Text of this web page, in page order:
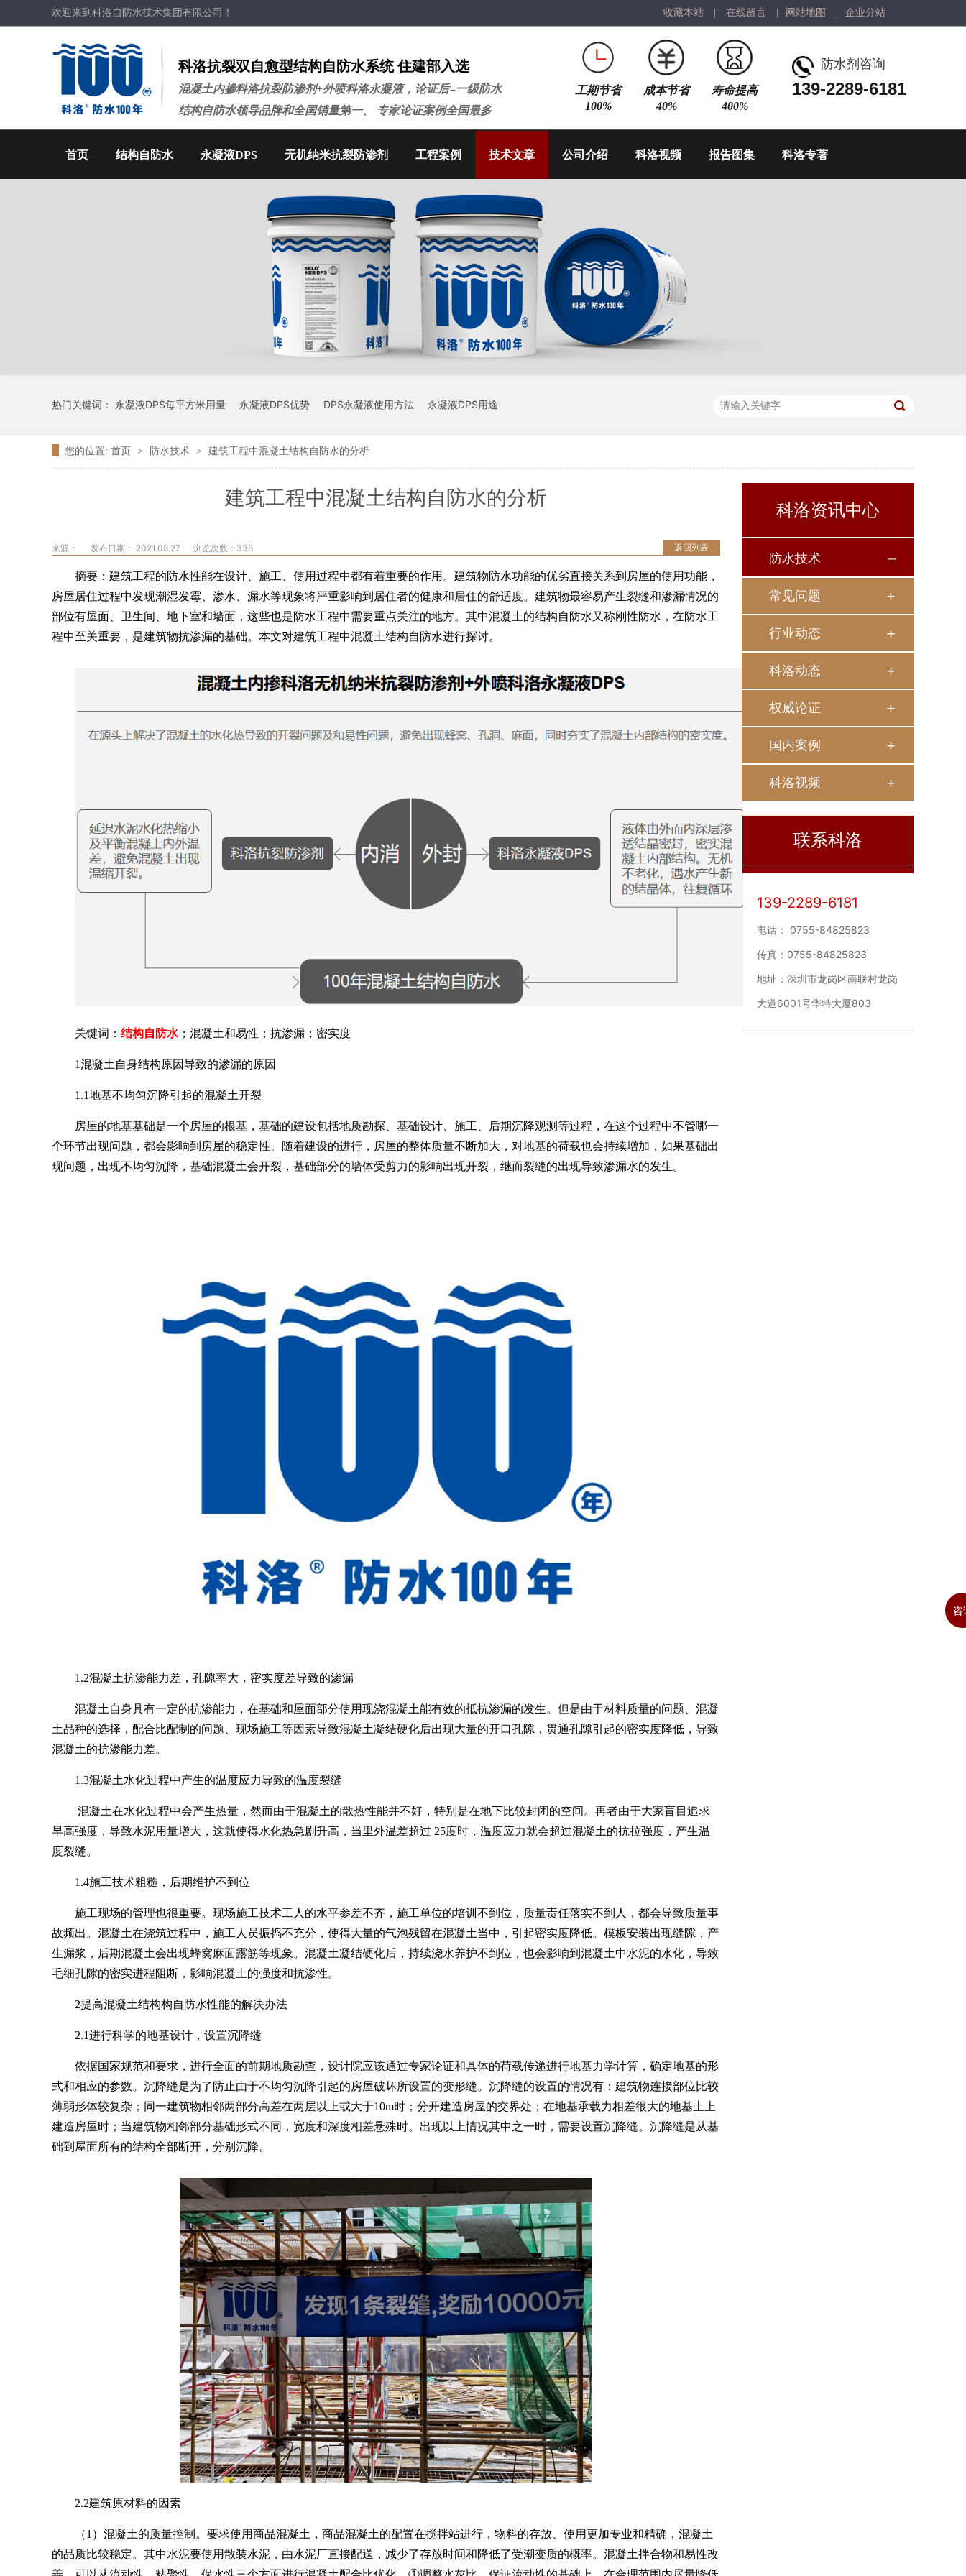
收藏本站 在线留言 网站地图 企业分站
欢迎来到科洛自防水技术集团有限公司！
科洛抗裂双自愈型结构自防水系统 住建部入选
混凝土内掺科洛抗裂防渗剂+外喷科洛永凝液，论证后=一级防水
结构自防水领导品牌和全国销量第一、 专家论证案例全国最多
防水剂咨询
139-2289-6181
工期节省
100%
成本节省
40%
寿命提高
400%
首页 结构自防水 永凝液DPS 无机纳米抗裂防渗剂 工程案例 技术文章 公司介绍 科洛视频 报告图集 科洛专著
热门关键词： 永凝液DPS每平方米用量 永凝液DPS优势 DPS永凝液使用方法 永凝液DPS用途
您的位置: 首页 > 防水技术 > 建筑工程中混凝土结构自防水的分析
建筑工程中混凝土结构自防水的分析
返回列表
来源： 发布日期： 2021.08.27 浏览次数： 338
摘要：建筑工程的防水性能在设计、施工、使用过程中都有着重要的作用。建筑物防水功能的优劣直接关系到房屋的使用功能，
房屋居住过程中发现潮湿发霉、渗水、漏水等现象将严重影响到居住者的健康和居住的舒适度。建筑物最容易产生裂缝和渗漏情况的
部位有屋面、卫生间、地下室和墙面，这些也是防水工程中需要重点关注的地方。其中混凝土的结构自防水又称刚性防水，在防水工
程中至关重要，是建筑物抗渗漏的基础。本文对建筑工程中混凝土结构自防水进行探讨。
关键词： 结构自防水 ；混凝土和易性；抗渗漏；密实度
1混凝土自身结构原因导致的渗漏的原因
1.1地基不均匀沉降引起的混凝土开裂
房屋的地基基础是一个房屋的根基，基础的建设包括地质勘探、基础设计、施工、后期沉降观测等过程，在这个过程中不管哪一
个环节出现问题，都会影响到房屋的稳定性。随着建设的进行，房屋的整体质量不断加大，对地基的荷载也会持续增加，如果基础出
现问题，出现不均匀沉降，基础混凝土会开裂，基础部分的墙体受剪力的影响出现开裂，继而裂缝的出现导致渗漏水的发生。
1.2混凝土抗渗能力差，孔隙率大，密实度差导致的渗漏
混凝土自身具有一定的抗渗能力，在基础和屋面部分使用现浇混凝土能有效的抵抗渗漏的发生。但是由于材料质量的问题、混凝
土品种的选择，配合比配制的问题、现场施工等因素导致混凝土凝结硬化后出现大量的开口孔隙，贯通孔隙引起的密实度降低，导致
混凝土的抗渗能力差。
1.3混凝土水化过程中产生的温度应力导致的温度裂缝
混凝土在水化过程中会产生热量，然而由于混凝土的散热性能并不好，特别是在地下比较封闭的空间。再者由于大家盲目追求
早高强度，导致水泥用量增大，这就使得水化热急剧升高，当里外温差超过 25度时，温度应力就会超过混凝土的抗拉强度，产生温
度裂缝。
1.4施工技术粗糙，后期维护不到位
施工现场的管理也很重要。现场施工技术工人的水平参差不齐，施工单位的培训不到位，质量责任落实不到人，都会导致质量事
故频出。混凝土在浇筑过程中，施工人员振捣不充分，使得大量的气泡残留在混凝土当中，引起密实度降低。模板安装出现缝隙，产
生漏浆，后期混凝土会出现蜂窝麻面露筋等现象。混凝土凝结硬化后，持续浇水养护不到位，也会影响到混凝土中水泥的水化，导致
毛细孔隙的密实进程阻断，影响混凝土的强度和抗渗性。
2提高混凝土结构构自防水性能的解决办法
2.1进行科学的地基设计，设置沉降缝
依据国家规范和要求，进行全面的前期地质勘查，设计院应该通过专家论证和具体的荷载传递进行地基力学计算，确定地基的形
式和相应的参数。沉降缝是为了防止由于不均匀沉降引起的房屋破坏所设置的变形缝。沉降缝的设置的情况有：建筑物连接部位比较
薄弱形体较复杂；同一建筑物相邻两部分高差在两层以上或大于10m时；分开建造房屋的交界处；在地基承载力相差很大的地基土上
建造房屋时；当建筑物相邻部分基础形式不同，宽度和深度相差悬殊时。出现以上情况其中之一时，需要设置沉降缝。沉降缝是从基
础到屋面所有的结构全部断开，分别沉降。
2.2建筑原材料的因素
（1） 混凝土的质量控制。要求使用商品混凝土，商品混凝土的配置在搅拌站进行，物料的存放、使用更加专业和精确，混凝土
的品质比较稳定。其中水泥要使用散装水泥，由水泥厂直接配送，减少了存放时间和降低了受潮变质的概率。混凝土拌合物和易性改
科洛资讯中心
防水技术
常见问题
行业动态
科洛动态
权威论证
国内案例
科洛视频
联系科洛
139-2289-6181
电话： 0755-84825823
传真： 0755-84825823
地址： 深圳市龙岗区南联村龙岗
大道6001号华特大厦803
咨